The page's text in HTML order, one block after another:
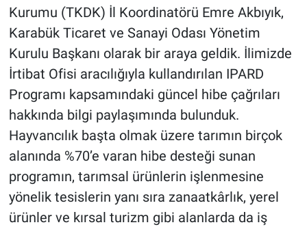
Kurumu (TKDK) İl Koordinatörü Emre Akbıyık,
Karabük Ticaret ve Sanayi Odası Yönetim
Kurulu Başkanı olarak bir araya geldik. İlimizde
İrtibat Ofisi aracılığıyla kullandırılan IPARD
Programı kapsamındaki güncel hibe çağrıları
hakkında bilgi paylaşımında bulunduk.
Hayvancılık başta olmak üzere tarımın birçok
alanında %70’e varan hibe desteği sunan
programın, tarımsal ürünlerin işlenmesine
yönelik tesislerin yanı sıra zanaatkârlık, yerel
ürünler ve kırsal turizm gibi alanlarda da iş